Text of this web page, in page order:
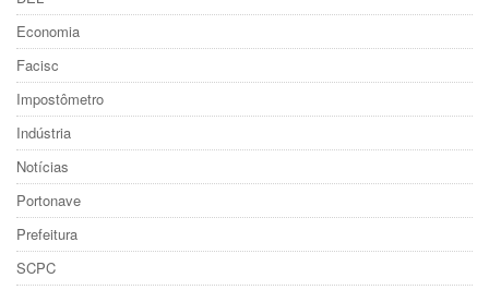
Economia
Facisc
Impostômetro
Indústria
Notícias
Portonave
Prefeitura
SCPC